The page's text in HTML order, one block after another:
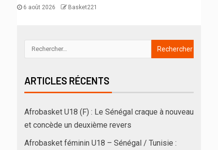
6 août 2026 Basket221
ARTICLES RÉCENTS
Afrobasket U18 (F) : Le Sénégal craque à nouveau
et concède un deuxième revers
Afrobasket féminin U18 – Sénégal / Tunisie :